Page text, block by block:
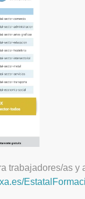
trabajadores/as y